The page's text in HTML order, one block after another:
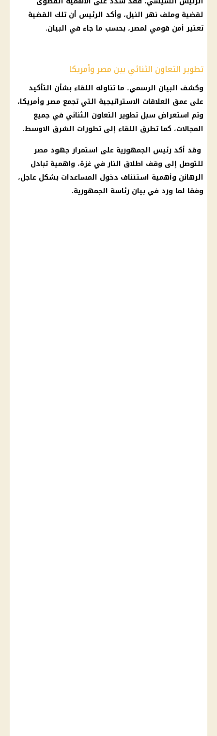
لقضية وملف نهر النيل، وأكد الرئيس أن تلك القضية
تعتير أمن قومي لمصر، بحسب ما جاء في البيان.
تطوير التعاون الثنائي بين مصر وأمريكا
وكشف البيان الرسمي، ما تناوله اللقاء بشأن التأكيد
على عمق العلاقات الاستراتيجية التي تجمع مصر وأمريكا،
وتم استعراض سبل تطوير التعاون الثنائي في جميع
المجالات، كما تطرق اللقاء إلى تطورات الشرق الاوسط.
وقد أكد رئيس الجمهورية على استمرار جهود مصر
للتوصل إلى وقف اطلاق النار في غزة، واهمية تبادل
الرهائن وأهمية استئناف دخول المساعدات بشكل عاجل،
وفقا لما ورد في بيان رئاسة الجمهورية.